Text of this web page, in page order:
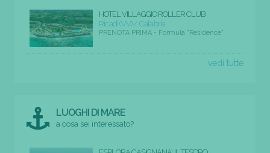
HOTEL VILLAGGIO ROLLER CLUB
Ricadi (VV) / Calabria
PRENOTA PRIMA - Formula "Residence"
vedi tutte
LUOGHI DI MARE
a cosa sei interessato?